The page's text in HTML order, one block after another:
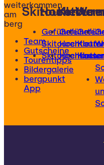
weiterkommen
am
berg
Team
Gutscheine
Tourentipps
Bildergalerie
bergpunkt
App
Skitouren
Geführte
Skitouren
Skitourenkurse
Geführte